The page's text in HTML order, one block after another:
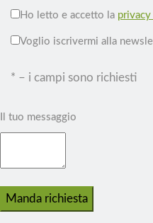
Ho letto e accetto la
Voglio iscrivermi alla
* – i campi sono richiesti
Il tuo messaggio